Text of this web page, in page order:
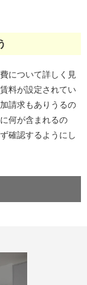
について詳しく見
料が設定されてい
請求もありうるの
何が含まれるの
確認するようにし